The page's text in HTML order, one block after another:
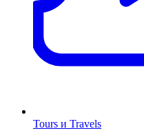
Tours и Travels